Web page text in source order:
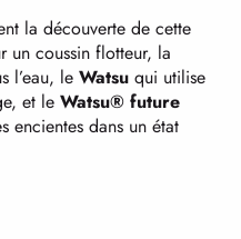
la découverte de cette
un coussin flotteur, la
l’eau, le Watsu qui utilise
et le Watsu® future
encientes dans un état